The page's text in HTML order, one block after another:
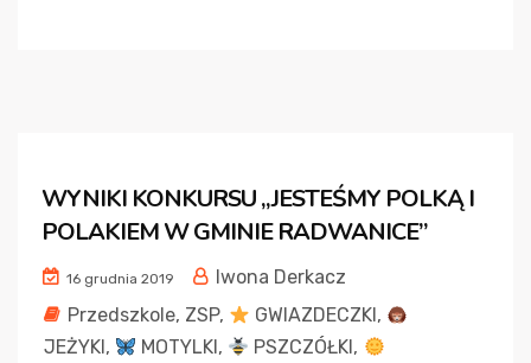
WYNIKI KONKURSU „JESTEŚMY POLKĄ I
POLAKIEM W GMINIE RADWANICE”
16 grudnia 2019
Iwona Derkacz
Przedszkole, ZSP, GWIAZDECZKI,
JEŻYKI, MOTYLKI, PSZCZÓŁKI,